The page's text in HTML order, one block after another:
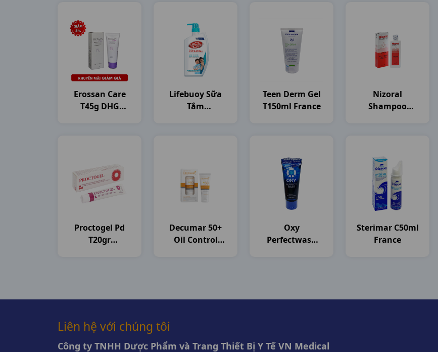
Erossan Care
T45g DHG
Lifebuoy Sữa
Tắm
Teen Derm Gel
T150ml France
Nizoral
Shampoo
Proctogel Pd
T20gr
Decumar 50+
Oil Control
Oxy
Perfectwash
Sterimar C50ml
France
Liên hệ với chúng tôi
Công ty TNHH Dược Phẩm và Trang Thiết Bị Y Tế VN Medical